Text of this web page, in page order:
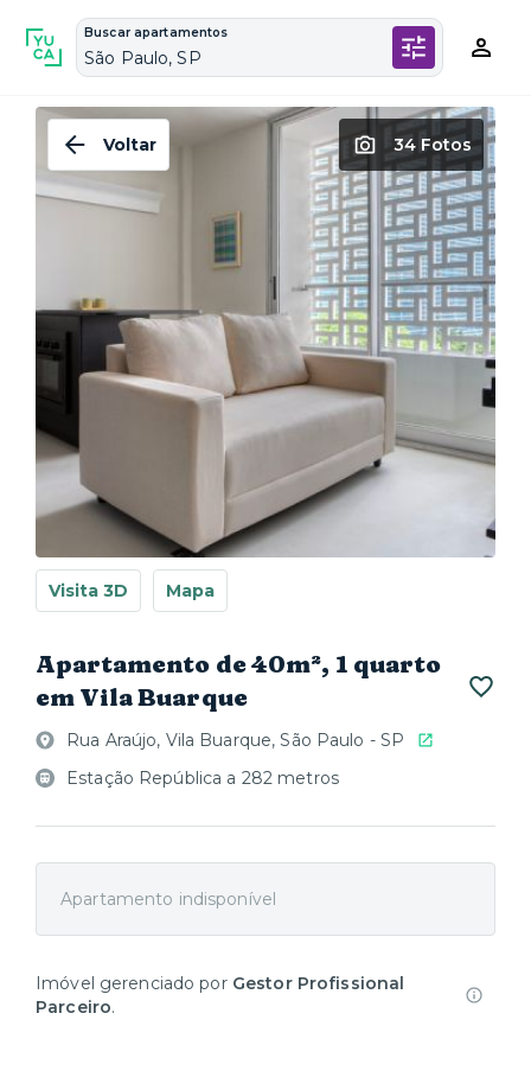
Buscar apartamentos
São Paulo, SP
Voltar 34 Fotos
Visita 3D Mapa
Apartamento de 40m², 1 quarto
em Vila Buarque
Rua Araújo, Vila Buarque, São Paulo - SP
Estação República a 282 metros
Apartamento indisponível
Imóvel gerenciado por Gestor Profissional
Parceiro.